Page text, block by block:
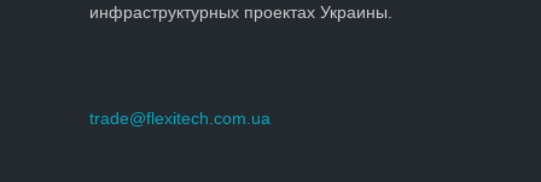
инфраструктурных проектах Украины.
trade@flexitech.com.ua